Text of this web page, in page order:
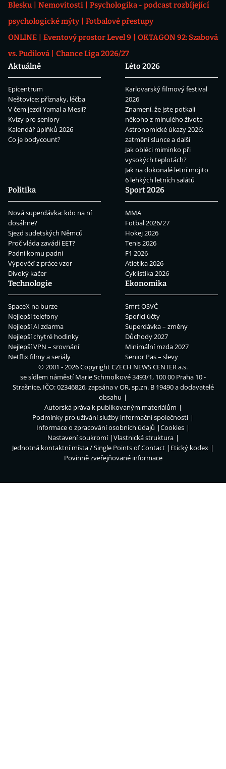
Blesku
Nemovitosti
Psychologika - podcast rozbíjející
psychologické mýty
Fotbalové přestupy
ONLINE
Eventový prostor Level 9
OKTAGON 92: Szabová
vs. Pudilová
Chance Liga 2026/27
Aktuálně
Epicentrum
Neštovice: příznaky, léčba
V čem jezdí Yamal a Mesii?
Kvízy pro seniory
Kalendář úplňků 2026
Co je bodycount?
Léto 2026
Karlovarský filmový festival
2026
Znamení, že jste potkali
někoho z minulého života
Astronomické úkazy 2026:
zatmění slunce a další
Jak obléci miminko při
vysokých teplotách?
Jak na dokonalé letní mojito
6 lehkých letních salátů
Politika
Nová superdávka: kdo na ní
dosáhne?
Sjezd sudetských Němců
Proč vláda zavádí EET?
Padni komu padni
Výpověď z práce vzor
Divoký kačer
Sport 2026
MMA
Fotbal 2026/27
Hokej 2026
Tenis 2026
F1 2026
Atletika 2026
Cyklistika 2026
Technologie
SpaceX na burze
Nejlepší telefony
Nejlepší AI zdarma
Nejlepší chytré hodinky
Nejlepší VPN – srovnání
Netflix filmy a seriály
Ekonomika
Smrt OSVČ
Spořicí účty
Superdávka – změny
Důchody 2027
Minimální mzda 2027
Senior Pas – slevy
© 2001 - 2026 CopyrightCZECH NEWS CENTER a.s.
se sídlem náměstí Marie Schmolkové 3493/1, 100 00 Praha 10 -
Strašnice, IČO: 02346826, zapsána v OR, sp.zn. B 19490 a dodavatelé
obsahu
Autorská práva k publikovaným materiálům
Podmínky pro užívání služby informační společnosti
Informace o zpracování osobních údajů
Cookies
Nastavení soukromí
Vlastnická struktura
Jednotná kontaktní místa / Single Points of Contact
Etický kodex
Povinně zveřejňované informace